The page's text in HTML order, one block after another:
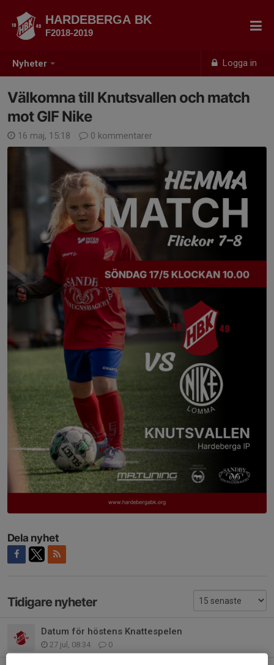
Nyheter Logga in
HARDEBERGA BK
F2018-2019
Välkomna till Knutsvallen och match
mot GIF Nike
16 maj, 15:18 0 kommentarer
Dela nyhet
Tidigare nyheter
Datum för höstens Knattespelen
27 jul, 08:34 0